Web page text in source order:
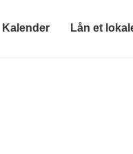
Kalender Lån et